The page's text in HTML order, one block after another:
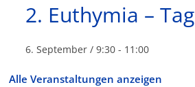
2. Euthymia – Tag
6. September / 9:30 - 11:00
Alle Veranstaltungen anzeigen